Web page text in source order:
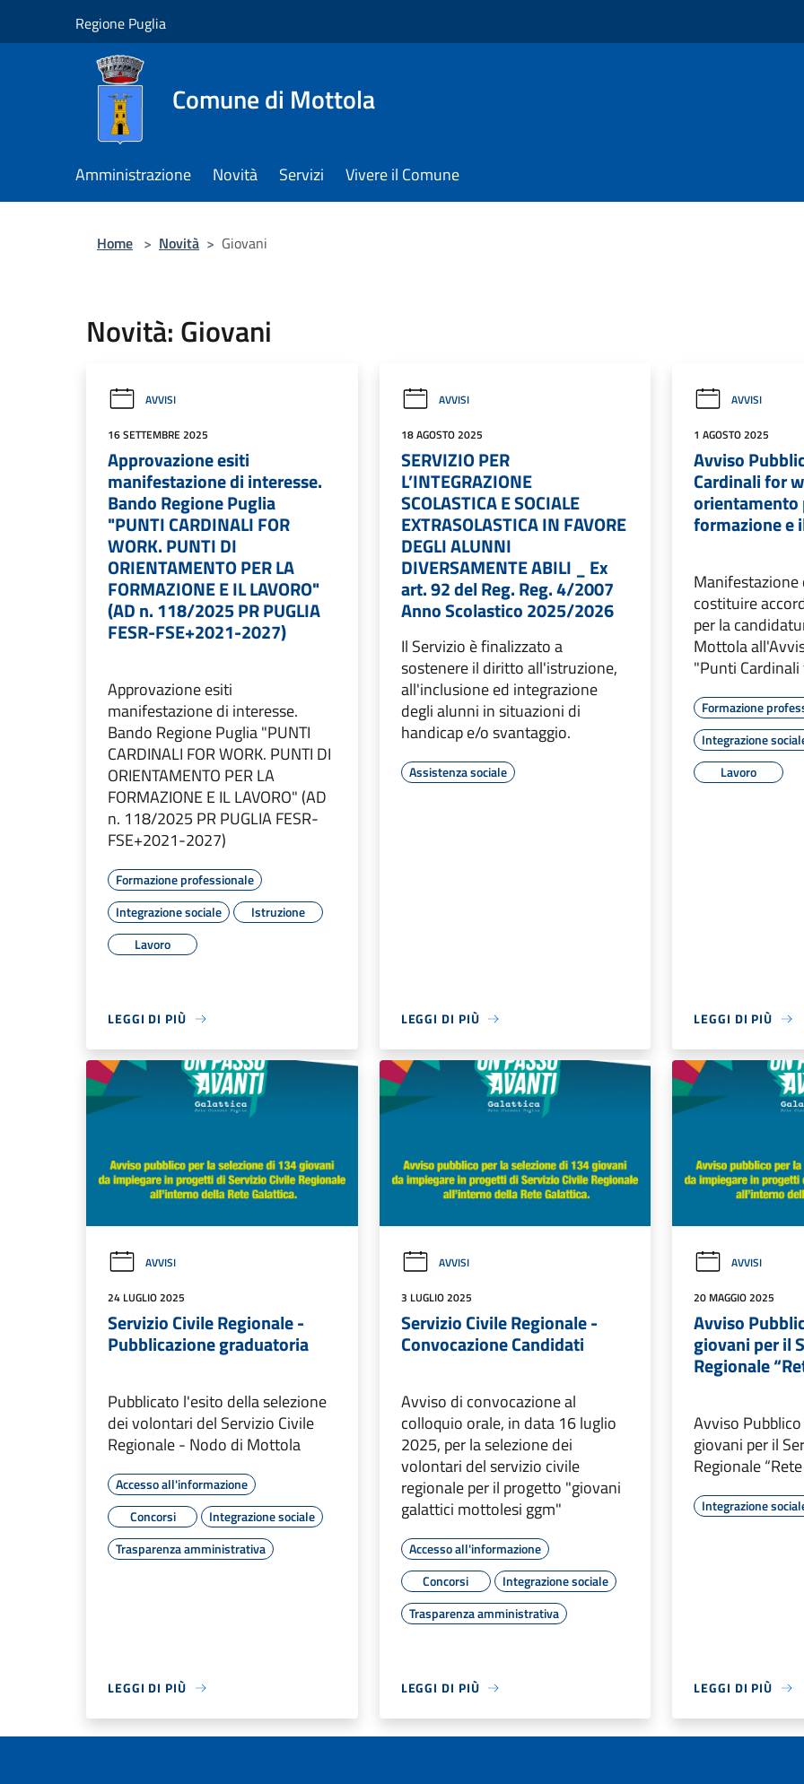
Regione Puglia
Comune di Mottola
Amministrazione Novità Servizi Vivere il Comune
Home > Novità > Giovani
Novità: Giovani
AVVISI
16 SETTEMBRE 2025
Approvazione esiti
manifestazione di interesse.
Bando Regione Puglia
"PUNTI CARDINALI FOR
WORK. PUNTI DI
ORIENTAMENTO PER LA
FORMAZIONE E IL LAVORO"
(AD n. 118/2025 PR PUGLIA
FESR-FSE+2021-2027)
Approvazione esiti
manifestazione di interesse.
Bando Regione Puglia "PUNTI
CARDINALI FOR WORK. PUNTI DI
ORIENTAMENTO PER LA
FORMAZIONE E IL LAVORO" (AD
n. 118/2025 PR PUGLIA FESR-
FSE+2021-2027)
Formazione professionale
Integrazione sociale
Istruzione
Lavoro
LEGGI DI PIÙ
AVVISI
18 AGOSTO 2025
SERVIZIO PER
L’INTEGRAZIONE
SCOLASTICA E SOCIALE
EXTRASOLASTICA IN FAVORE
DEGLI ALUNNI
DIVERSAMENTE ABILI _ Ex
art. 92 del Reg. Reg. 4/2007
Anno Scolastico 2025/2026
Il Servizio è finalizzato a
sostenere il diritto all'istruzione,
all'inclusione ed integrazione
degli alunni in situazioni di
handicap e/o svantaggio.
Assistenza sociale
LEGGI DI PIÙ
AVVISI
1 AGOSTO 2025
Avviso
Cardinali for
orientamento
formazione e
Manifestazione
costituire
per la
Mottola
"Punti
Formazione
Integrazione
Lavoro
LEGGI DI PIÙ
AVVISI
24 LUGLIO 2025
Servizio Civile Regionale -
Pubblicazione graduatoria
Pubblicato l'esito della selezione
dei volontari del Servizio Civile
Regionale - Nodo di Mottola
Accesso all'informazione
Concorsi
Integrazione sociale
Trasparenza amministrativa
LEGGI DI PIÙ
AVVISI
3 LUGLIO 2025
Servizio Civile Regionale -
Convocazione Candidati
Avviso di convocazione al
colloquio orale, in data 16 luglio
2025, per la selezione dei
volontari del servizio civile
regionale per il progetto "giovani
galattici mottolesi ggm"
Accesso all'informazione
Concorsi
Integrazione sociale
Trasparenza amministrativa
LEGGI DI PIÙ
AVVISI
20 MAGGIO 2025
Avviso
giovani per il
Regionale
Avviso
giovani per il
Regionale
Integrazione
LEGGI DI PIÙ